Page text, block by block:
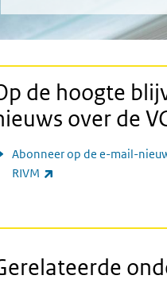
de hoogte
over de
Abonneer op de e-mail-
RIVM